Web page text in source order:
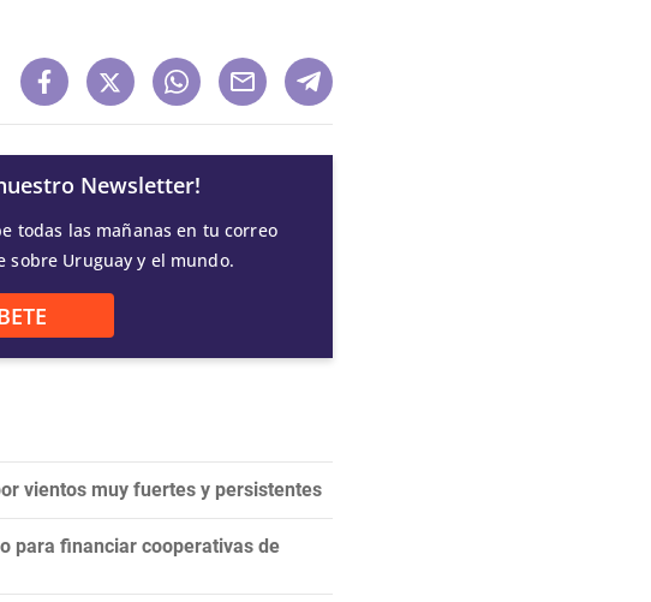
Newsletter!
todas las mañanas en tu correo
sobre Uruguay y el mundo.
vientos muy fuertes y persistentes
para financiar cooperativas de